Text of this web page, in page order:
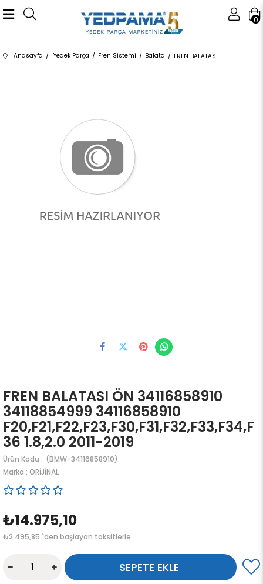
0
Anasayfa Yedek Parça Fren Sistemi Balata FREN BALATASI ÖN 34116858910 34118854999 34116858910 F20,F21,F22,F23,F30,F31,F32,F33,F34,F36 1.8,2.0 2011-2019
FREN BALATASI ÖN 34116858910
34118854999 34116858910
F20,F21,F22,F23,F30,F31,F32,F33,F34,F
36 1.8,2.0 2011-2019
(BMW-34116858910)
Marka : ORİJİNAL
₺14.975,10
₺2.495,85 `den başlayan taksitlerle